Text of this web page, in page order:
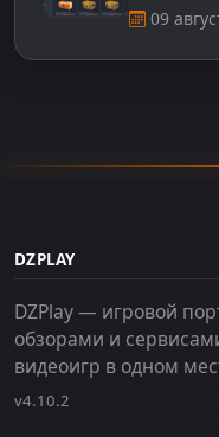
09
DZPLAY
DZPlay — игровой
обзорами и
видеоигр в одном
v4.10.2